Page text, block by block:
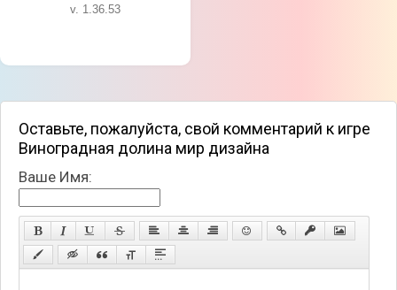
v. 1.36.53
Оставьте, пожалуйста, свой комментарий к игре
Виноградная долина мир дизайна
Ваше Имя: